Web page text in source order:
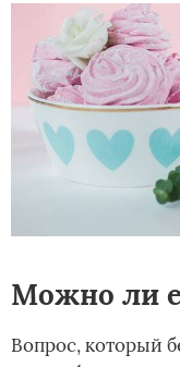
Можно ли
Вопрос, который